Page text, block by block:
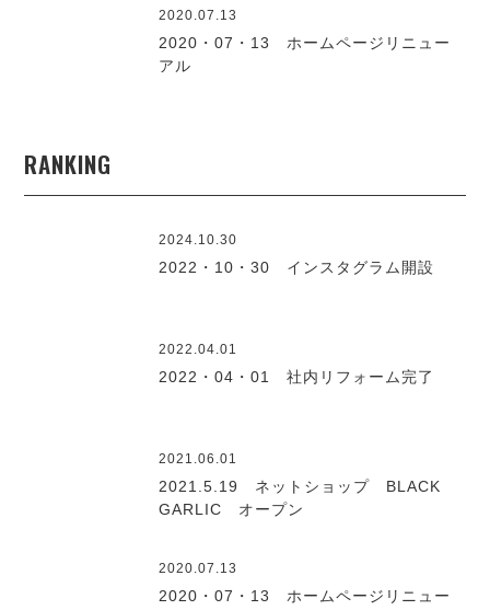
2020.07.13
2020・07・13 ホームページリニュー
アル
RANKING
2024.10.30
2022・10・30 インスタグラム開設
2022.04.01
2022・04・01 社内リフォーム完了
2021.06.01
2021.5.19 ネットショップ BLACK
GARLIC オープン
2020.07.13
2020・07・13 ホームページリニュー